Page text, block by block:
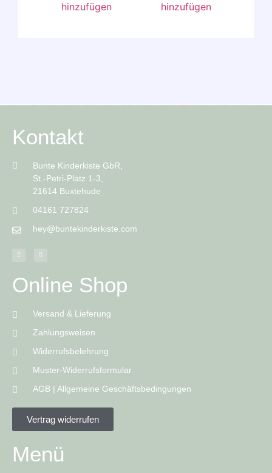
hinzufügen
hinzufügen
Kontakt
Bunte Kinderkiste GbR,
St.-Petri-Platz 1-3,
21614 Buxtehude
04161 727824
hey@buntekinderkiste.com
Online Shop
Versand & Lieferung
Zahlungsweisen
Widerrufsbelehrung
Muster-Widerrufsformular
AGB | Allgemeine Geschäftsbedingungen
Vertrag widerrufen
Menü